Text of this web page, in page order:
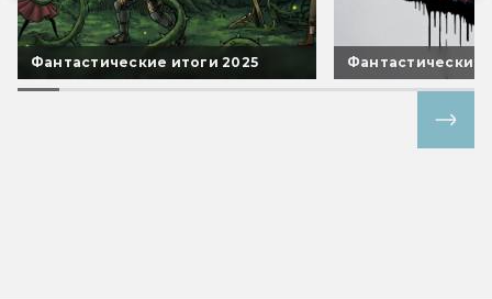
Фантастические итоги 2025 Фантастические